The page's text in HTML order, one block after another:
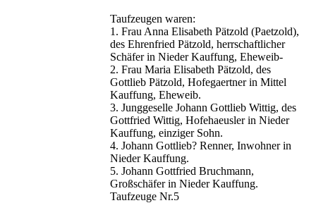
Taufzeugen waren:
1. Frau Anna Elisabeth Pätzold (Paetzold),
des Ehrenfried Pätzold, herrschaftlicher
Schäfer in Nieder Kauffung, Eheweib-
2. Frau Maria Elisabeth Pätzold, des
Gottlieb Pätzold, Hofegaertner in Mittel
Kauffung, Eheweib.
3. Junggeselle Johann Gottlieb Wittig, des
Gottfried Wittig, Hofehaeusler in Nieder
Kauffung, einziger Sohn.
4. Johann Gottlieb? Renner, Inwohner in
Nieder Kauffung.
5. Johann Gottfried Bruchmann,
Großschäfer in Nieder Kauffung.
Taufzeuge Nr.5